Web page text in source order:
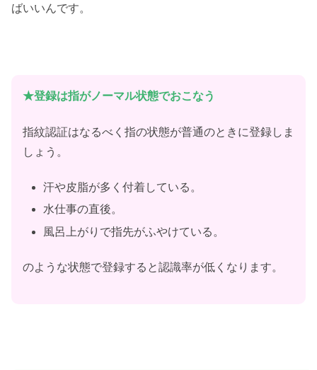
ばいいんです。
★登録は指がノーマル状態でおこなう
指紋認証はなるべく指の状態が普通のときに登録しま
しょう。
汗や皮脂が多く付着している。
水仕事の直後。
風呂上がりで指先がふやけている。
のような状態で登録すると認識率が低くなります。